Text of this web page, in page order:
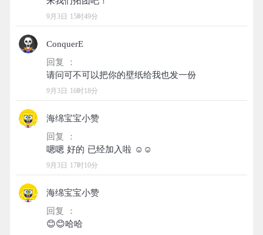
9月3日 15时49分
ConquerE
回复 ：
9月3日 16时18分
海绵宝宝小赞
回复 ：
9月3日 17时10分
海绵宝宝小赞
回复 ：